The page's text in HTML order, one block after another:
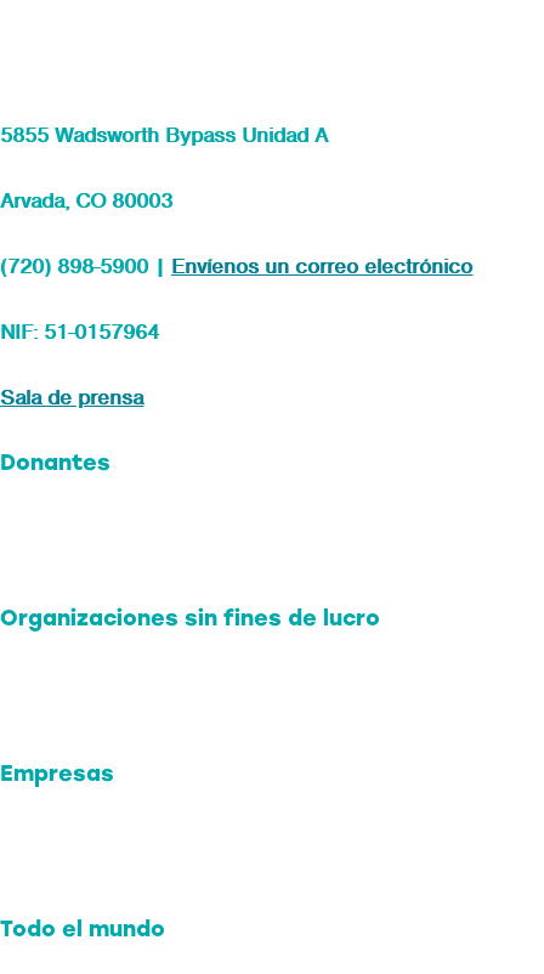
5855 Wadsworth Bypass Unidad A
Arvada, CO 80003
(720) 898-5900 | Envíenos un correo electrónico
NIF: 51-0157964
Sala de prensa
Donantes
Organizaciones sin fines de lucro
Empresas
Todo el mundo